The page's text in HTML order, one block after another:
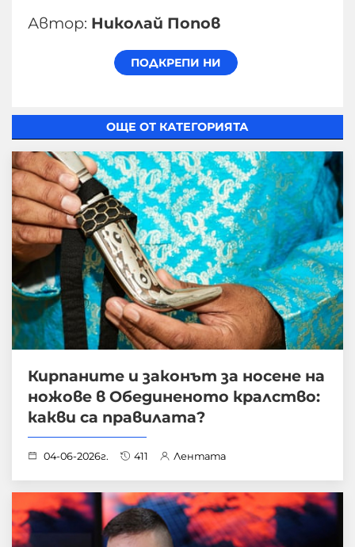
Автор: Николай Попов
ОЩЕ ОТ КАТЕГОРИЯТА
Кирпаните и законът за носене на
ножове в Обединеното кралство:
какви са правилата?
04-06-2026г. 411 Лентата